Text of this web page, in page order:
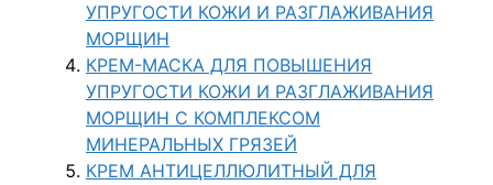
УПРУГОСТИ КОЖИ И РАЗГЛАЖИВАНИЯ
МОРЩИН
КРЕМ-МАСКА ДЛЯ ПОВЫШЕНИЯ
УПРУГОСТИ КОЖИ И РАЗГЛАЖИВАНИЯ
МОРЩИН С КОМПЛЕКСОМ
МИНЕРАЛЬНЫХ ГРЯЗЕЙ
КРЕМ АНТИЦЕЛЛЮЛИТНЫЙ ДЛЯ